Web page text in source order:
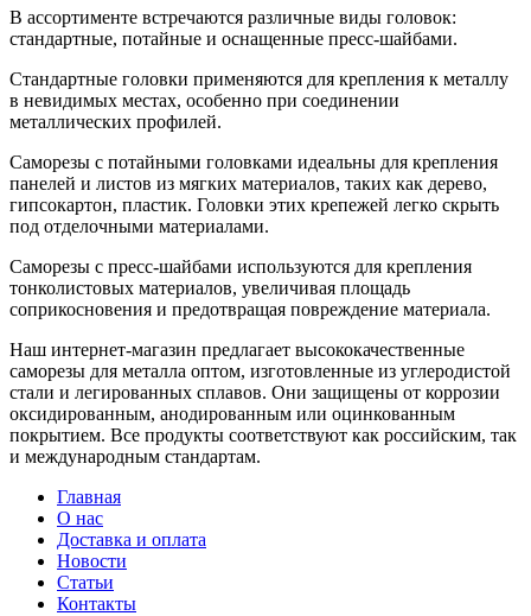
В ассортименте встречаются различные виды головок:
стандартные, потайные и оснащенные пресс-шайбами.
Стандартные головки применяются для крепления к металлу
в невидимых местах, особенно при соединении
металлических профилей.
Саморезы с потайными головками идеальны для крепления
панелей и листов из мягких материалов, таких как дерево,
гипсокартон, пластик. Головки этих крепежей легко скрыть
под отделочными материалами.
Саморезы с пресс-шайбами используются для крепления
тонколистовых материалов, увеличивая площадь
соприкосновения и предотвращая повреждение материала.
Наш интернет-магазин предлагает высококачественные
саморезы для металла оптом, изготовленные из углеродистой
стали и легированных сплавов. Они защищены от коррозии
оксидированным, анодированным или оцинкованным
покрытием. Все продукты соответствуют как российским, так
и международным стандартам.
Главная
О нас
Доставка и оплата
Новости
Статьи
Контакты